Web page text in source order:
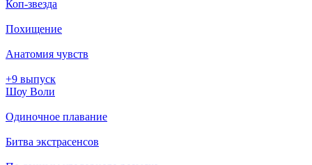
Коп-звезда
Похищение
Анатомия чувств
+9 выпуск
Шоу Воли
Одиночное плавание
Битва экстрасенсов